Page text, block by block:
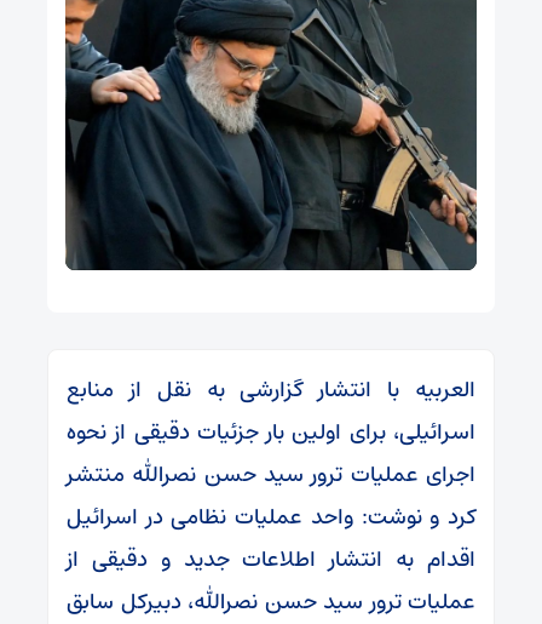
العربیه با انتشار گزارشی به نقل از منابع
اسرائیلی، برای اولین بار جزئیات دقیقی از نحوه
اجرای عملیات ترور سید حسن نصرالله منتشر
کرد و نوشت: واحد عملیات نظامی در اسرائیل
اقدام به انتشار اطلاعات جدید و دقیقی از
عملیات ترور سید حسن نصرالله، دبیرکل سابق